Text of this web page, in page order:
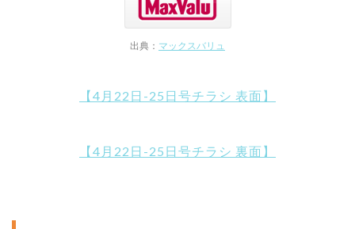
出典： マックスバリュ
【4月22日-25日号チラシ 表面】
【4月22日-25日号チラシ 裏面】